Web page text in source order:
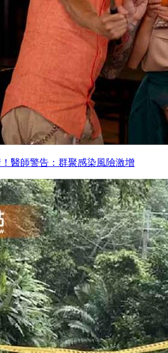
醫師警告：群聚感染風險激增